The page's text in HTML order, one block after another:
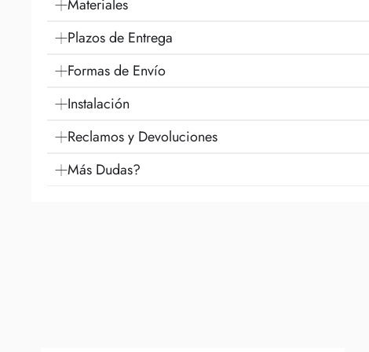
Materiales
Plazos de Entrega
Formas de Envío
Instalación
Reclamos y Devoluciones
Más Dudas?